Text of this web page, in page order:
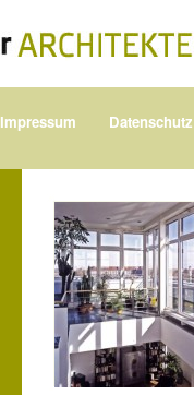
Impressum Datenschutz